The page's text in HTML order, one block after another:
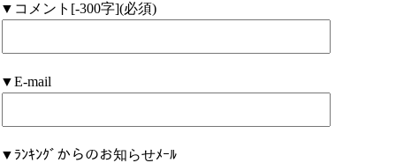
▼コメント[-300字](必須)
▼E-mail
▼ﾗﾝｷﾝｸﾞからのお知らせﾒｰﾙ